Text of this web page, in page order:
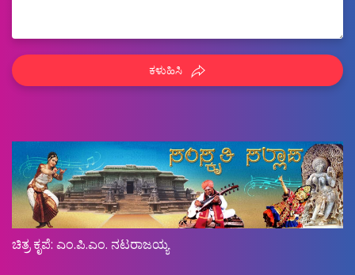
ಕಳುಹಿಸಿ
ಚಿತ್ರ ಕೃಪೆ: ಎಂ.ಪಿ.ಎಂ. ನಟರಾಜಯ್ಯ